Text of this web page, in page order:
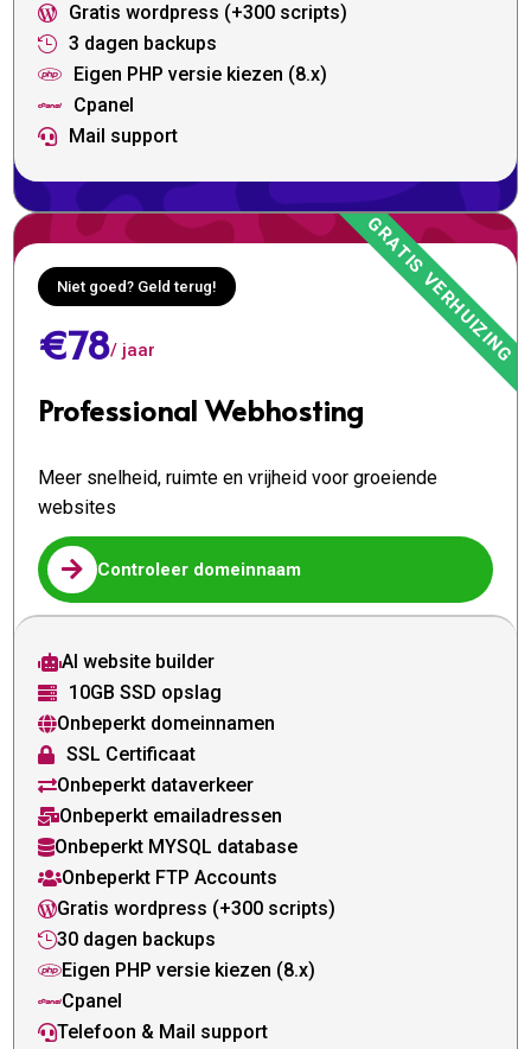
 Gratis wordpress (+300 scripts)
 3 dagen backups
 Eigen PHP versie kiezen (8.x)
 Cpanel
 Mail support
Niet goed? Geld terug!
€78/ jaar
Professional Webhosting
Meer snelheid, ruimte en vrijheid voor groeiende
websites
 Controleer domeinnaam
AI website builder
 10GB SSD opslag
Onbeperkt domeinnamen
 SSL Certificaat
Onbeperkt dataverkeer
Onbeperkt emailadressen
Onbeperkt MYSQL database
Onbeperkt FTP Accounts
Gratis wordpress (+300 scripts)
30 dagen backups
Eigen PHP versie kiezen (8.x)
Cpanel
Telefoon & Mail support